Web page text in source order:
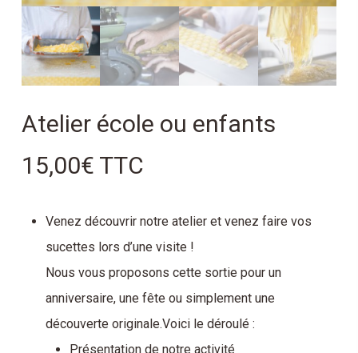
Atelier école ou enfants
15,00€ TTC
Venez découvrir notre atelier et venez faire vos
sucettes lors d’une visite !
Nous vous proposons cette sortie pour un
anniversaire, une fête ou simplement une
découverte originale.Voici le déroulé :
Présentation de notre activité